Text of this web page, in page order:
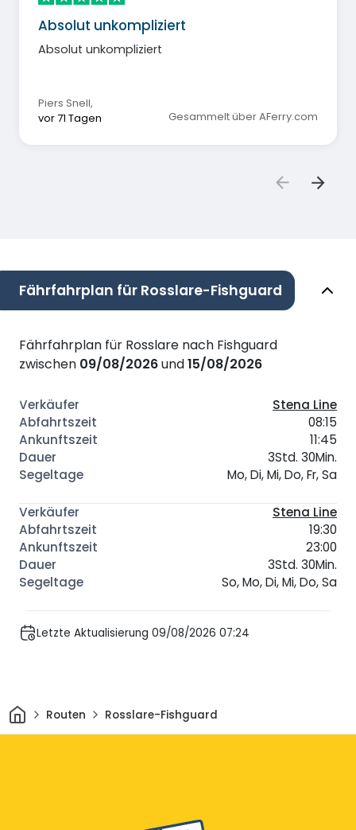
Absolut unkompliziert
Absolut unkompliziert
Piers Snell,
vor 71 Tagen
Gesammelt über AFerry.com
Fährfahrplan für Rosslare-Fishguard
Fährfahrplan für Rosslare nach Fishguard
zwischen 09/08/2026und15/08/2026
Stena Line
08:15
11:45
3Std. 30Min.
Mo, Di, Mi, Do, Fr, Sa
Stena Line
19:30
23:00
3Std. 30Min.
So, Mo, Di, Mi, Do, Sa
Letzte Aktualisierung 09/08/2026 07:24
HeimRouten Rosslare-Fishguard